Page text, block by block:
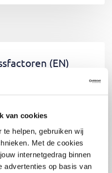
van cookies
helpen, gebruiken wij
Met de cookies
internetgedrag binnen
advertenties op basis van
(EN)